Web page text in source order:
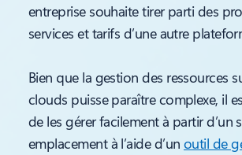
entreprise souhaite tirer parti des
services et tarifs d’une autre
Bien que la gestion des ressources
clouds puisse paraître complexe, il
de les gérer facilement à partir d’un
emplacement à l’aide d’un outil de